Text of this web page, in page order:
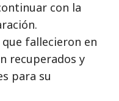
con la
fallecieron en
recuperados y
para su